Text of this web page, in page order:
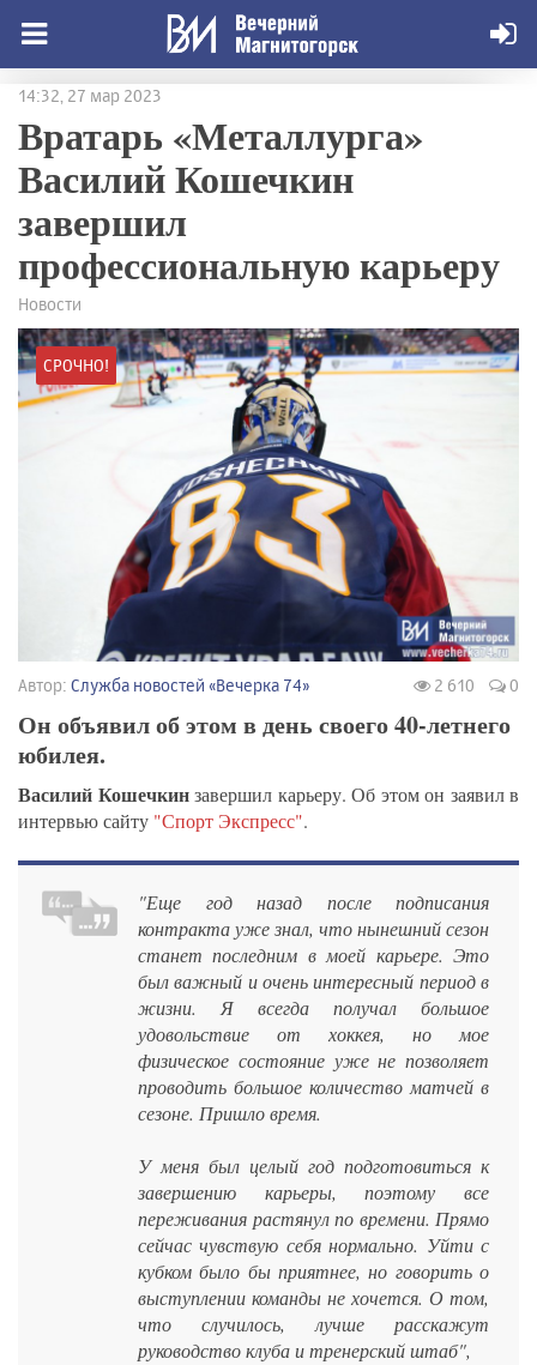
14:32, 27 мар 2023
Вратарь «Металлурга»
Василий Кошечкин
завершил
профессиональную карьеру
Новости
СРОЧНО!
Автор: Служба новостей «Вечерка 74» 2 610 0
Он объявил об этом в день своего 40-летнего
юбилея.
Василий Кошечкинзавершил карьеру. Об этом он заявил в
интервью сайту "Спорт Экспресс".
"Еще год назад после подписания
контракта уже знал, что нынешний сезон
станет последним в моей карьере. Это
был важный и очень интересный период в
жизни. Я всегда получал большое
удовольствие от хоккея, но мое
физическое состояние уже не позволяет
проводить большое количество матчей в
сезоне. Пришло время.
У меня был целый год подготовиться к
завершению карьеры, поэтому все
переживания растянул по времени. Прямо
сейчас чувствую себя нормально. Уйти с
кубком было бы приятнее, но говорить о
выступлении команды не хочется. О том,
что случилось, лучше расскажут
руководство клуба и тренерский штаб",